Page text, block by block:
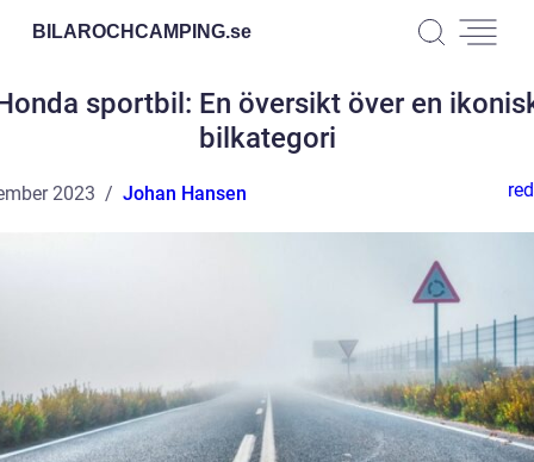
BILAROCHCAMPING.se
sportbil: En översikt över en
bilkategori
2023 Johan Hansen